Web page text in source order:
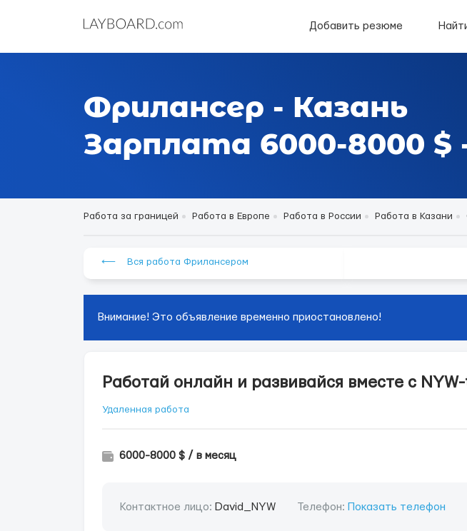
Добавить резюме
Фрилансер - Казань
Зарплата 6000-8000 $
Работа за границей Работа в Европе Работа в России Работа в Казани
⟵ Вся работа Фрилансером
Внимание! Это объявление временно приостановлено!
Работай онлайн и развивайся вместе с
Удаленная работа
6000-8000 $ / в месяц
Контактное лицо: David_NYW Телефон: Показать телефон